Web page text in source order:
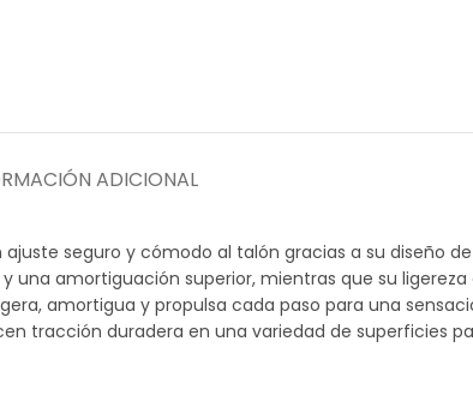
ADICIONAL
seguro y cómodo al talón gracias a su diseño
amortiguación superior, mientras que su
amortigua y propulsa cada paso para una
tracción duradera en una variedad de superficies